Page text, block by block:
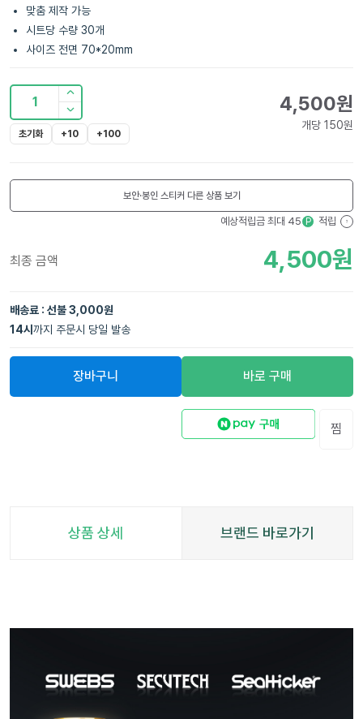
맞춤 제작 가능
시트당 수량 30개
사이즈 전면 70*20mm
1
초기화 +10 +100
4,500원
개당 150원
보안·봉인 스티커 다른 상품 보기
예상적립금 최대 45 P 적립 ?
최종 금액 4,500원
배송료 : 선불 3,000원
14시 까지 주문시 당일 발송
장바구니 바로 구매
찜
상품 상세 브랜드 바로가기